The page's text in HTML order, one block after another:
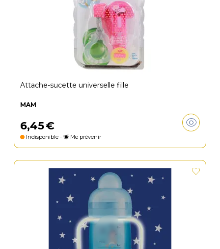
Attache-sucette universelle fille
MAM
6,45€
Indisponible - Me prévenir